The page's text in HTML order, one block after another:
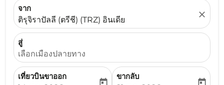
จาก
ติรุจิราปัลลี (ตรีชี) (TRZ) อินเดีย
close
สู่
เลือกเมืองปลายทาง
เที่ยวบินขาออก
today
ขากลับ
today